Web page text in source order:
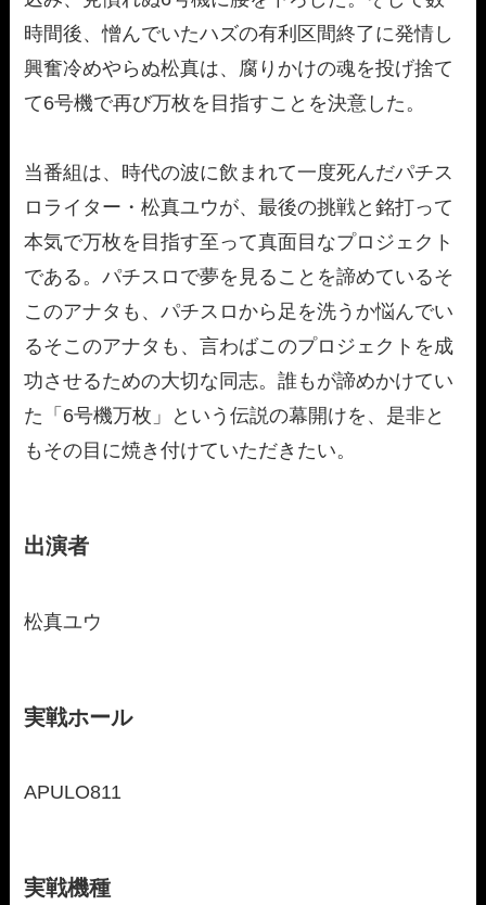
時間後、憎んでいたハズの有利区間終了に発情し
興奮冷めやらぬ松真は、腐りかけの魂を投げ捨て
て6号機で再び万枚を目指すことを決意した。
当番組は、時代の波に飲まれて一度死んだパチス
ロライター・松真ユウが、最後の挑戦と銘打って
本気で万枚を目指す至って真面目なプロジェクト
である。パチスロで夢を見ることを諦めているそ
このアナタも、パチスロから足を洗うか悩んでい
るそこのアナタも、言わばこのプロジェクトを成
功させるための大切な同志。誰もが諦めかけてい
た「6号機万枚」という伝説の幕開けを、是非と
もその目に焼き付けていただきたい。
出演者
松真ユウ
実戦ホール
APULO811
実戦機種